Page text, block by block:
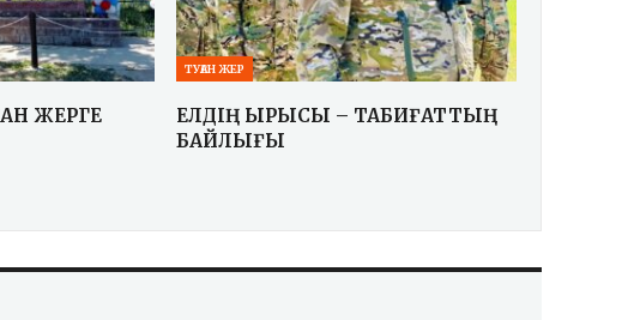
ЖЕРГЕ
ТУҒАН ЖЕР
ЕЛДІҢ ЫРЫСЫ – ТАБИҒАТТЫҢ
БАЙЛЫҒЫ